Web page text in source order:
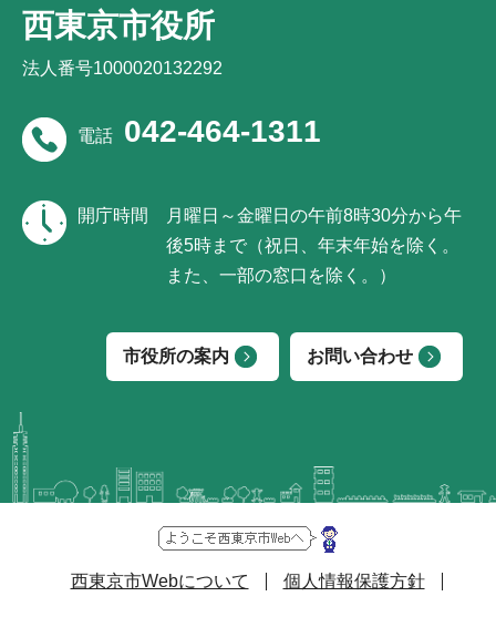
西東京市役所
法人番号1000020132292
電話 042-464-1311
開庁時間
月曜日～金曜日の午前8時30分から午
後5時まで（祝日、年末年始を除く。
また、一部の窓口を除く。）
市役所の案内 お問い合わせ
西東京市Webについて 個人情報保護方針